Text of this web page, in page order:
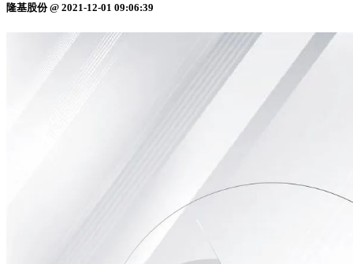
隆基股份 @ 2021-12-01 09:06:39